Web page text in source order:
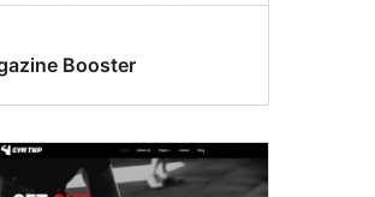
Booster